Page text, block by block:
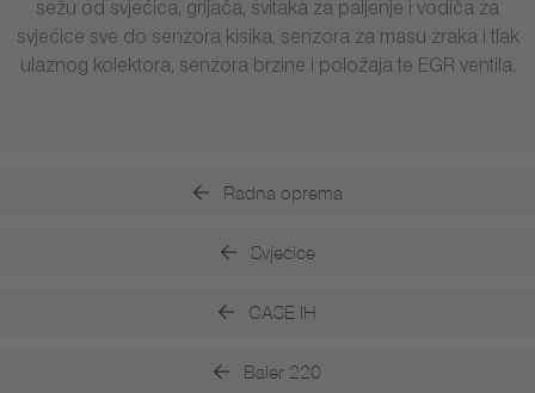
sežu od svjećica, grijača, svitaka za paljenje i vodiča za
svjećice sve do senzora kisika, senzora za masu zraka i tlak
ulaznog kolektora, senzora brzine i položaja te EGR ventila.
Radna oprema
Svjećice
CASE IH
Baler 220